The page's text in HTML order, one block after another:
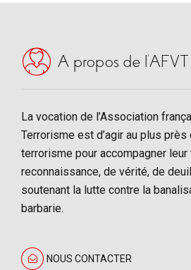
A propos de l’AFVT
La vocation de l’Association
Terrorisme est d’agir au plus
terrorisme pour accompagner
reconnaissance, de vérité, de
soutenant la lutte contre la
barbarie.
NOUS CONTACTER